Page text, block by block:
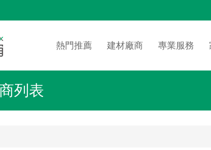
navigation
熱門推薦 建材廠商 專業服務
列表